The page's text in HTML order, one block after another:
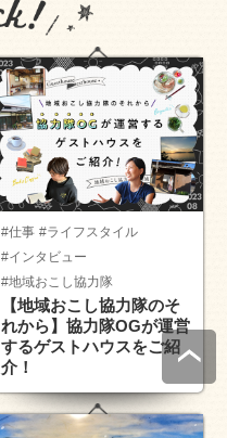
#仕事 #ライフスタイル
#インタビュー
#地域おこし協力隊
【地域おこし協力隊のそ
れから】協力隊OGが運営
するゲストハウスをご紹
介！